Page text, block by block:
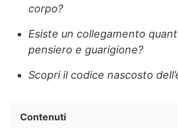
corpo?
Esiste un collegamento
pensiero e guarigione?
Scopri il codice nascosto
Contenuti